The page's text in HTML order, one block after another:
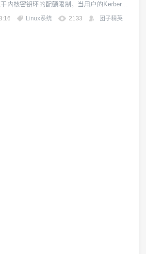
内核密钥环的配额限制，当用户的Kerberos
密钥环时，由于配额不足而导致认证失败。
Linux系统 2133 团子精英